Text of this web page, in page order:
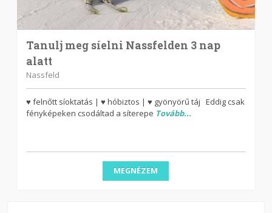
Tanulj meg síelni Nassfelden 3 nap
alatt
Nassfeld
♥ felnőtt síoktatás | ♥ hóbiztos | ♥ gyönyörű táj Eddig csak
fényképeken csodáltad a síterepe Tovább...
MEGNÉZEM